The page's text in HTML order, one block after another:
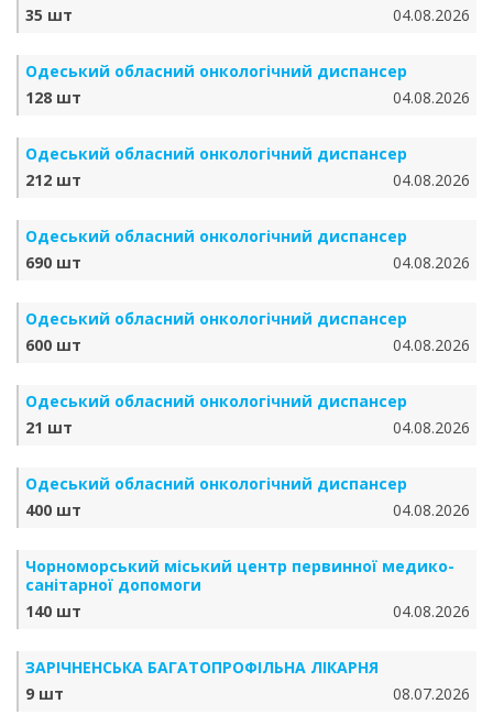
35 шт
04.08.2026
Одеський обласний онкологічний диспансер
128 шт
04.08.2026
Одеський обласний онкологічний диспансер
212 шт
04.08.2026
Одеський обласний онкологічний диспансер
690 шт
04.08.2026
Одеський обласний онкологічний диспансер
600 шт
04.08.2026
Одеський обласний онкологічний диспансер
21 шт
04.08.2026
Одеський обласний онкологічний диспансер
400 шт
04.08.2026
Чорноморський міський центр первинної медико-
санітарної допомоги
140 шт
04.08.2026
ЗАРІЧНЕНСЬКА БА­ГА­ТО­ПРО­ФІЛЬ­НА ЛІКАРНЯ
9 шт
08.07.2026